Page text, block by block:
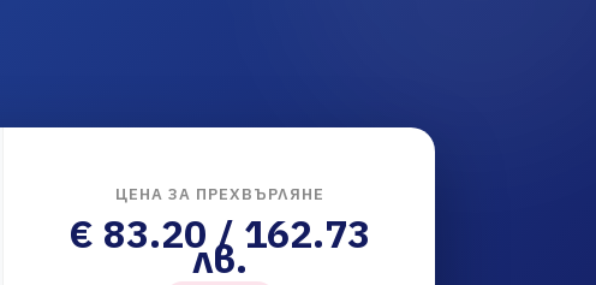
ЦЕНА ЗА ПРЕХВЪРЛЯНЕ
€ 83.20 / 162.73
лв.